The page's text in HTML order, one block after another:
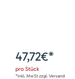
47,72€*
pro Stück
*inkl. MwSt zzgl. Versand